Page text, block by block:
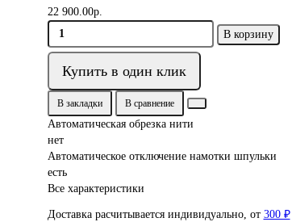
22 900.00р.
В корзину
Купить в один клик
В закладки В сравнение
Автоматическая обрезка нити
нет
Автоматическое отключение намотки шпульки
есть
Все характеристики
Доставка расчитывается индивидуально, от 300 ₽